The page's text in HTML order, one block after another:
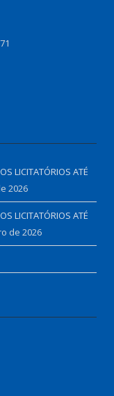
LICITATÓRIOS ATÉ
2026
LICITATÓRIOS ATÉ
de 2026